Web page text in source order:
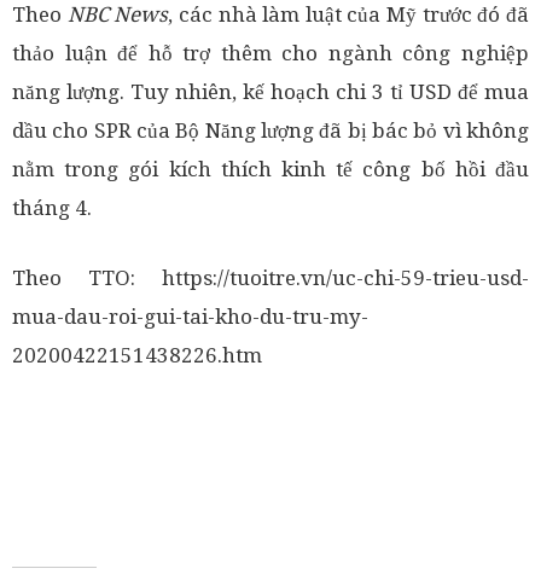
Theo NBC News, các nhà làm luật của Mỹ trước đó đã
thảo luận để hỗ trợ thêm cho ngành công nghiệp
năng lượng. Tuy nhiên, kế hoạch chi 3 tỉ USD để mua
dầu cho SPR của Bộ Năng lượng đã bị bác bỏ vì không
nằm trong gói kích thích kinh tế công bố hồi đầu
tháng 4.
Theo TTO: https://tuoitre.vn/uc-chi-59-trieu-usd-
mua-dau-roi-gui-tai-kho-du-tru-my-
20200422151438226.htm